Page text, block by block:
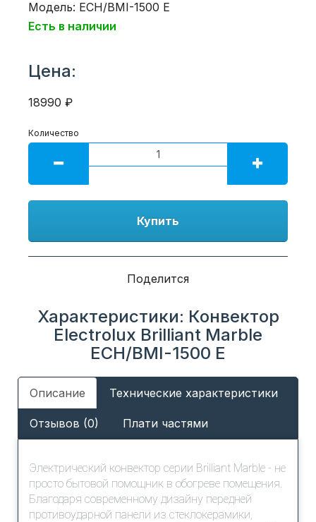
Модель: ECH/BMI-1500 E
Есть в наличии
Цена:
18990 ₽
Количество
Купить
Поделится
Характеристики: Конвектор
Electrolux Brilliant Marble
ECH/BMI-1500 E
Описание Технические характеристики
Отзывов (0) Плати частями
Электрический конвектор серии Brilliant Marble - не
просто бытовой помощник в обогреве помещения.
Благодаря современному дизайну передней
противоударной панели из стеклокерамики,